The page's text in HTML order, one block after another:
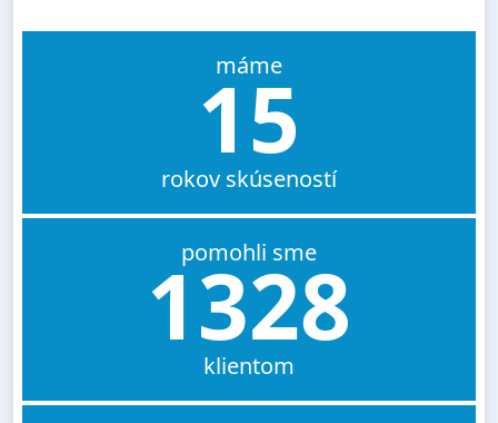
máme
15
rokov skúseností
pomohli sme
1328
klientom